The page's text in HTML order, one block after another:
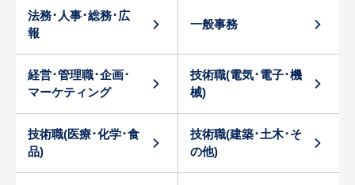
法務･人事･総務･広
報
一般事務
経営･管理職･企画･
マーケティング
技術職(電気･電子･機
械)
技術職(医療･化学･食
品)
技術職(建築･土木･そ
の他)